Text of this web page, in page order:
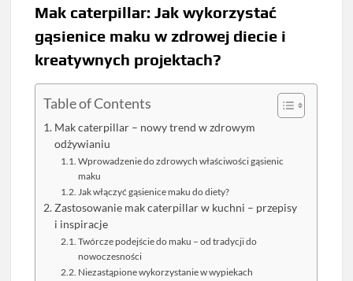
Mak caterpillar: Jak wykorzystać
gąsienice maku w zdrowej diecie i
kreatywnych projektach?
Table of Contents
Mak caterpillar – nowy trend w zdrowym
odżywianiu
Wprowadzenie do zdrowych właściwości gąsienic
maku
Jak włączyć gąsienice maku do diety?
Zastosowanie mak caterpillar w kuchni – przepisy
i inspiracje
Twórcze podejście do maku – od tradycji do
nowoczesności
Niezastąpione wykorzystanie w wypiekach